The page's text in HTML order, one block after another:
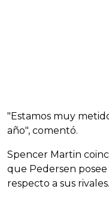
"Estamos muy
año", comentó.
Spencer Martin
que Pedersen
respecto a sus rivales.